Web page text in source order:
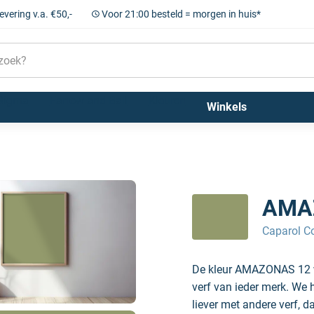
v.a. €50,- Voor 21:00 besteld = morgen in huis*
Winkels
Caparol
De kleur AMAZONAS
verf van ieder merk. We
liever met andere verf,